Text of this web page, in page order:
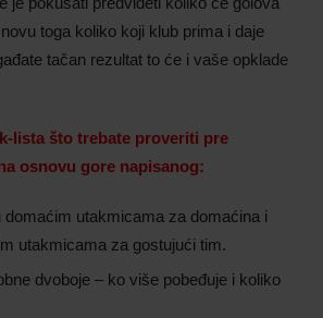
toga koliko koji klub prima i daje
tačan rezultat to će i vaše opklade
lista što trebate proveriti pre
osnovu gore napisanog:
domaćim utakmicama za domaćina i
utakmicama za gostujući tim.
dvoboje – ko više pobeđuje i koliko